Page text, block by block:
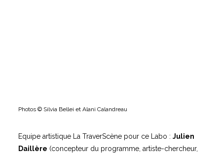
Roux(Artiste mime et clown, arts du mime et du geste et
Soutien à la médiation •Cécile Bruneteau(Directrice,
Les Grandes Fenêtres, Excideuil).